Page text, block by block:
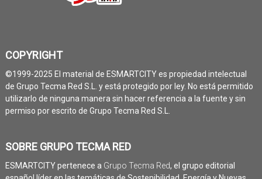
COPYRIGHT
©1999-2025 El material de ESMARTCITY es propiedad intelectual
de Grupo Tecma Red S.L. y está protegido por ley. No está permitido
utilizarlo de ninguna manera sin hacer referencia a la fuente y sin
permiso por escrito de Grupo Tecma Red S.L.
SOBRE GRUPO TECMA RED
ESMARTCITY pertenece a Grupo Tecma Red, el grupo editorial